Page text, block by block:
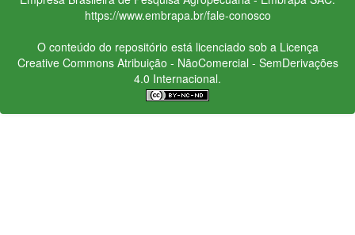
https://www.embrapa.br/fale-conosco
O conteúdo do repositório está licenciado sob a Licença
Creative CommonsAtribuição - NãoComercial - SemDerivações
4.0 Internacional.